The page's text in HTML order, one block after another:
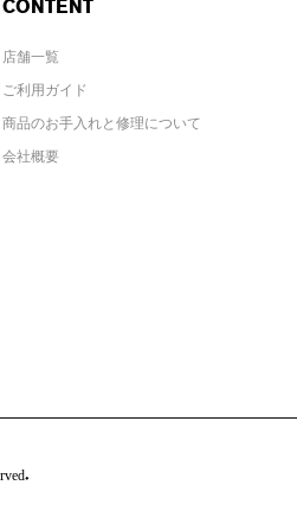
CONTENT
店舗一覧
ご利用ガイド
商品のお手入れと修理について
会社概要